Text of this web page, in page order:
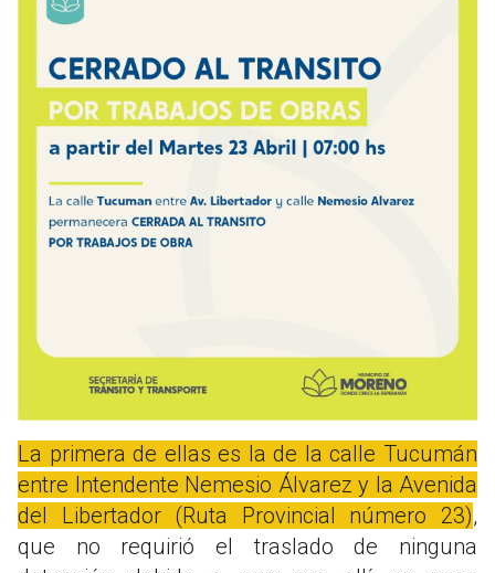
La primera de ellas es la de la calle Tucumán
entre Intendente Nemesio Álvarez y la Avenida
del Libertador (Ruta Provincial número 23),
que no requirió el traslado de ninguna